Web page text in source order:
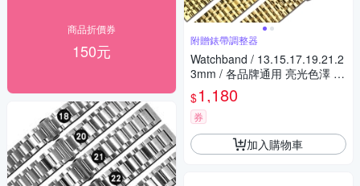
商品折價券
150元
附贈錶帶調整器
Watchband / 13.15.17.19.21.2
3mm / 各品牌通用 亮光色澤 蝴
蝶雙壓扣 不鏽鋼錶帶-金色
$1,180
券
加入購物車